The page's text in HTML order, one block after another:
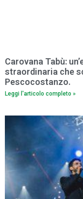
Carovana Tabù:
straordinaria che
Pescocostanzo.
Leggi l'articolo completo »